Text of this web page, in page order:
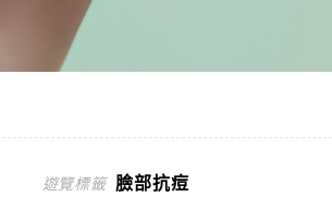
遊覽標籤 臉部抗痘